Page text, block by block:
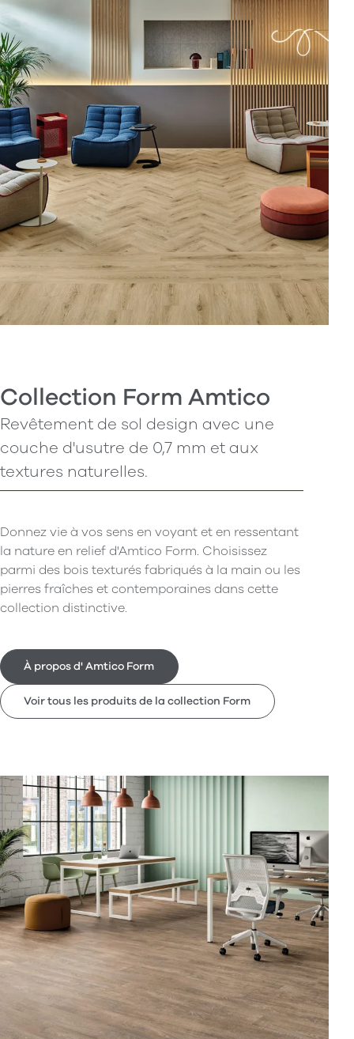
Collection Form Amtico
Revêtement de sol design avec une
couche d'usutre de 0,7 mm et aux
textures naturelles.
Donnez vie à vos sens en voyant et en ressentant
la nature en relief d'Amtico Form. Choisissez
parmi des bois texturés fabriqués à la main ou les
pierres fraîches et contemporaines dans cette
collection distinctive.
À propos d' Amtico Form
Voir tous les produits de la collection Form